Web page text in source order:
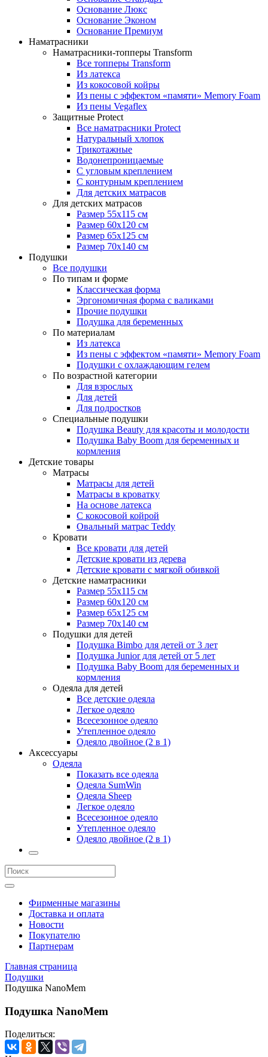
Основание Люкс
Основание Эконом
Основание Премиум
Наматрасники
Наматрасники-топперы Transform
Все топперы Transform
Из латекса
Из кокосовой койры
Из пены с эффектом «памяти» Memory Foam
Из пены Vegaflex
Защитные Protect
Все наматрасники Protect
Натуральный хлопок
Трикотажные
Водонепроницаемые
С угловым креплением
С контурным креплением
Для детских матрасов
Для детских матрасов
Размер 55x115 см
Размер 60x120 см
Размер 65x125 см
Размер 70x140 см
Подушки
Все подушки
По типам и форме
Классическая форма
Эргономичная форма с валиками
Прочие подушки
Подушка для беременных
По материалам
Из латекса
Из пены с эффектом «памяти» Memory Foam
Подушки с охлаждающим гелем
По возрастной категории
Для взрослых
Для детей
Для подростков
Специальные подушки
Подушка Beauty для красоты и молодости
Подушка Baby Boom для беременных и
кормления
Детские товары
Матрасы
Матрасы для детей
Матрасы в кроватку
На основе латекса
С кокосовой койрой
Овальный матрас Teddy
Кровати
Все кровати для детей
Детские кровати из дерева
Детские кровати с мягкой обивкой
Детские наматрасники
Размер 55x115 см
Размер 60x120 см
Размер 65x125 см
Размер 70x140 см
Подушки для детей
Подушка Bimbo для детей от 3 лет
Подушка Junior для детей от 5 лет
Подушка Baby Boom для беременных и
кормления
Одеяла для детей
Все детские одеяла
Легкое одеяло
Всесезонное одеяло
Утепленное одеяло
Одеяло двойное (2 в 1)
Аксессуары
Одеяла
Показать все одеяла
Одеяла SumWin
Одеяла Sheep
Легкое одеяло
Всесезонное одеяло
Утепленное одеяло
Одеяло двойное (2 в 1)
Фирменные магазины
Доставка и оплата
Новости
Покупателю
Партнерам
Главная страница
Подушки
Подушка NanoMem
Подушка NanoMem
Поделиться: